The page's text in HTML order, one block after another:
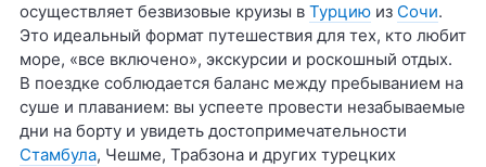
осуществляет безвизовые круизы в Турциюиз Сочи.
Это идеальный формат путешествия для тех, кто любит
море, «все включено», экскурсии и роскошный отдых.
В поездке соблюдается баланс между пребыванием на
суше и плаванием: вы успеете провести незабываемые
дни на борту и увидеть достопримечательности
Стамбула, Чешме, Трабзона и других турецких